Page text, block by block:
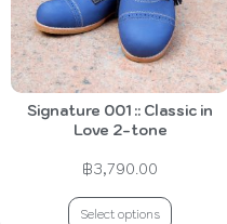
Signature 001 :: Classic in
Love 2-tone
฿3,790.00
Select options